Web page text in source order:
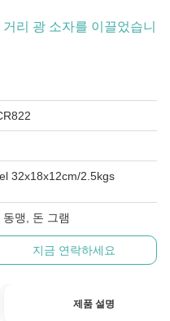
리 광 소자를 이끌었습니
32x18x12cm/2.5kgs
맹, 돈 그램
지금 연락하세요
제품 설명